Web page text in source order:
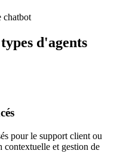
chatbot
d'agents
pour le support client ou
contextuelle et gestion de